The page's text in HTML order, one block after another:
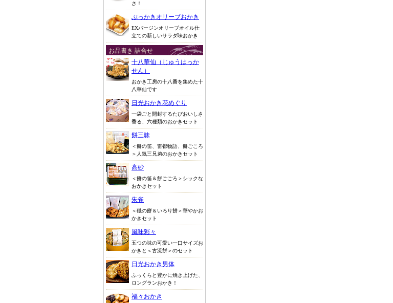
さ！
ぶっかきオリーブおかき
EXバージンオリーブオイル仕
立ての新しいサラダ味おかき
お品書き 詰合せ
十八華仙（じゅうはっか
せん）
おかき工房の十八番を集めた十
八華仙です
日光おかき花めぐり
一袋ごと開封するたびおいしさ
香る、六種類のおかきセット
餅三昧
＜餅の笛、雷都物語、餅ごころ
＞人気三兄弟のおかきセット
高砂
＜餅の笛＆餅ごごろ＞シックな
おかきセット
朱雀
＜磯の餅＆いろり餅＞華やかお
かきセット
風味彩々
五つの味の可愛い一口サイズお
かきと＜古流餅＞のセット
日光おかき男体
ふっくらと豊かに焼き上げた、
ロングランおかき！
福々おかき